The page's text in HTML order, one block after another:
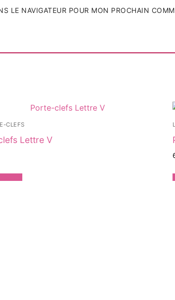
LE NAVIGATEUR POUR MON PROCHAIN
CLEFS
Lettre V